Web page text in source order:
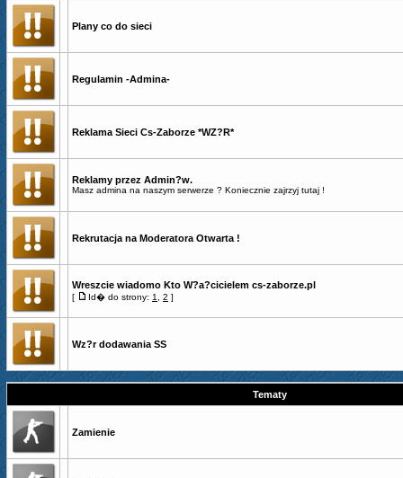
Plany co do sieci
Regulamin -Admina-
Reklama Sieci Cs-Zaborze *WZ?R*
Reklamy przez Admin?w.
Masz admina na naszym serwerze ? Koniecznie zajrzyj tutaj !
Rekrutacja na Moderatora Otwarta !
Wreszcie wiadomo Kto W?a?cicielem cs-zaborze.pl
[ Id� do strony: 1 2 ]
Wz?r dodawania SS
Tematy
Zamienie